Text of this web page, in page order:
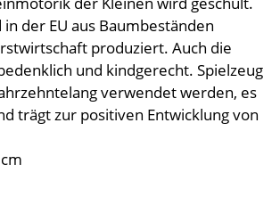
Unterbetten
in der EU aus Baumbeständen
produziert. Auch die
und kindgerecht. Spielzeug
verwendet werden, es
trägt zur positiven Entwicklung von